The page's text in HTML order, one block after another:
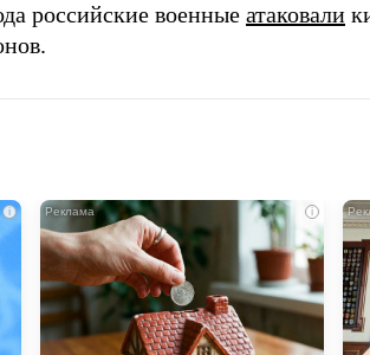
российские военные атаковали
i i